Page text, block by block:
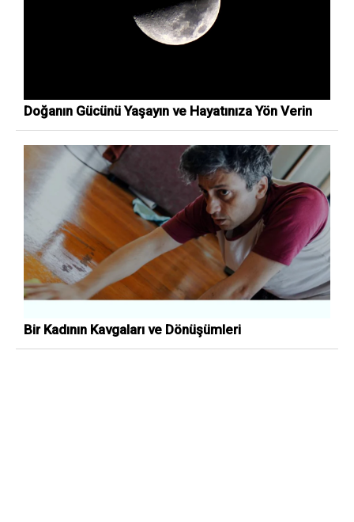
Doğanın Gücünü Yaşayın ve Hayatınıza Yön Verin
Bir Kadının Kavgaları ve Dönüşümleri